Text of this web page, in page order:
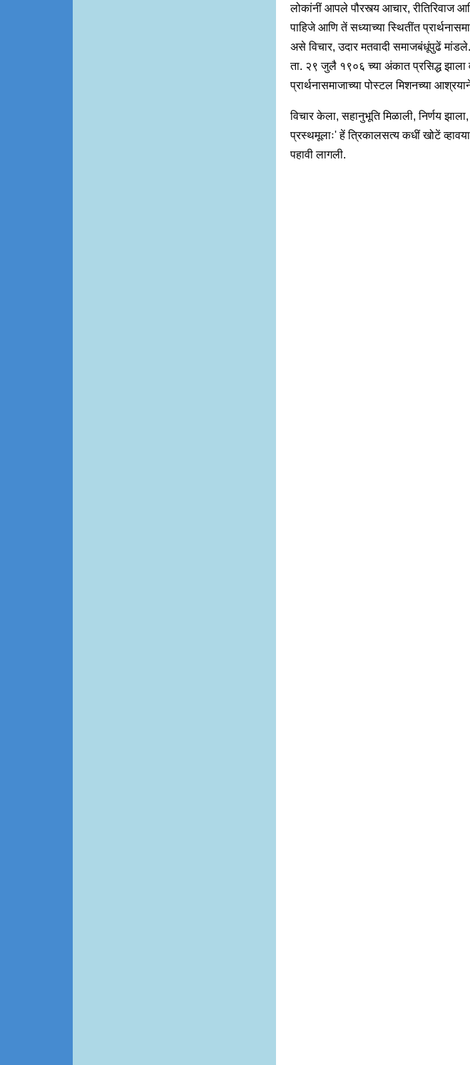
लोकांनीं आपले पौरस्त्य आचार, रीतिरिवाज
पाहिजे आणि तें सध्याच्या स्थितींत
असे विचार, उदार मतवादी समाजबंधूंपुढें
ता. २९ जुलै १९०६ च्या अंकात प्रसिद्ध
प्रार्थनासमाजाच्या पोस्टल मिशनच्या
विचार केला, सहानुभूति मिळाली, निर्णय
प्रस्थमूलाः' हें त्रिकालसत्य कधीं खोटें
पहावी लागली.